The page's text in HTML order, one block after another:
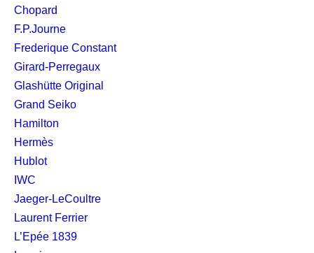
Chopard
F.P.Journe
Frederique Constant
Girard-Perregaux
Glashütte Original
Grand Seiko
Hamilton
Hermès
Hublot
IWC
Jaeger-LeCoultre
Laurent Ferrier
L’Epée 1839